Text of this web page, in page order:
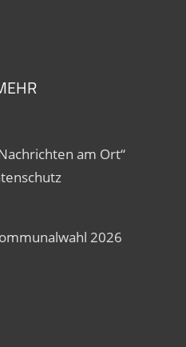
am Ort“
2026